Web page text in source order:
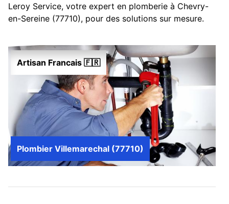
Leroy Service, votre expert en plomberie à Chevry-
en-Sereine (77710), pour des solutions sur mesure.
Artisan Francais 🇫🇷
Plombier Villemarechal (77710)